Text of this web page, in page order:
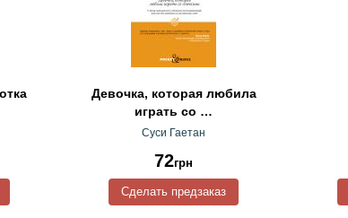
Девочка, которая любила
играть со …
Суси Гаетан
72грн
Сделать предзаказ